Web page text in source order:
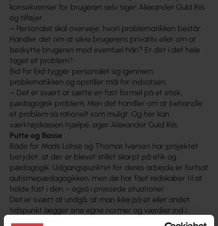
konsekvenser for brugeren selv, siger Alexander Guld Riis
og tilføjer:
– Personalet skal overveje, hvori problematikken består:
Handler det om at sikre brugerens privatliv eller om at
beskytte brugeren mod eventuel hån? Er det i det hele
taget et problem?
Bid for bid tygger personalet sig igennem
problematikken og opstiller mål for indsatsen.
– Det er svært at sætte en fast formel på et etisk,
pædagogisk problem. Men det handler om at behandle
et problem så rationelt som muligt. Og her kan
værktøjskassen hjælpe, siger Alexander Guld Riis.
Putte og Basse
Både for Mads Lohse og Thomas Iversen har projektet
betydet, at der er blevet stillet skarpt på etik og
pædagogik. Udgangspunktet for deres arbejde er fortsat
autismepædagogikken, men de har fået redskaber til at
holde fast i den – også i pressede situationer.
Det er svært at undgå, at man ikke på et eller andet
tidspunkt lægger sine egne normer og værdier ind i
arbejdet. Og et begreb som fx værdighed kan betyde